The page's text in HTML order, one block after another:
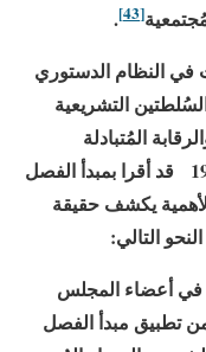
[43]
.
النظام الدستوري
التشريعية
المُتبادلة
قد أقرا بمبدأ الفصل
يكشف حقيقة
التالي:
في أعضاء المجلس
تطبيق مبدأ الفصل